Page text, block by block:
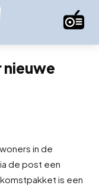
in de
de post een
is een